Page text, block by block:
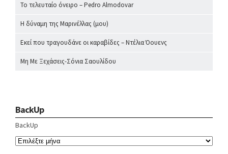
Το τελευταίο όνειρο – Pedro Almodovar
Η δύναμη της Μαρινέλλας (μου)
Εκεί που τραγουδάνε οι καραβίδες – Ντέλια Όουενς
Μη Με Ξεχάσεις-Σόνια Σαουλίδου
BackUp
BackUp